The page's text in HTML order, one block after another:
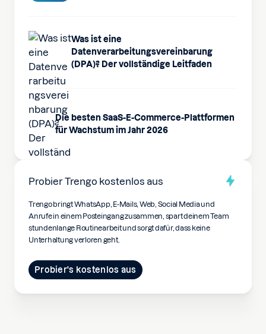
Was ist eine
Datenverarbeitungsvereinbarung
(DPA)? Der vollständige Leitfaden
Die besten SaaS-E-Commerce-Plattformen
für Wachstum im Jahr 2026
Probier Trengo kostenlos aus
Trengo bringt WhatsApp, E-Mails, Web, Social Media und
Anrufe in einem Posteingang zusammen, spart deinem Team
stundenlange Routinearbeit und sorgt dafür, dass keine
Unterhaltung verloren geht.
Probier's kostenlos aus